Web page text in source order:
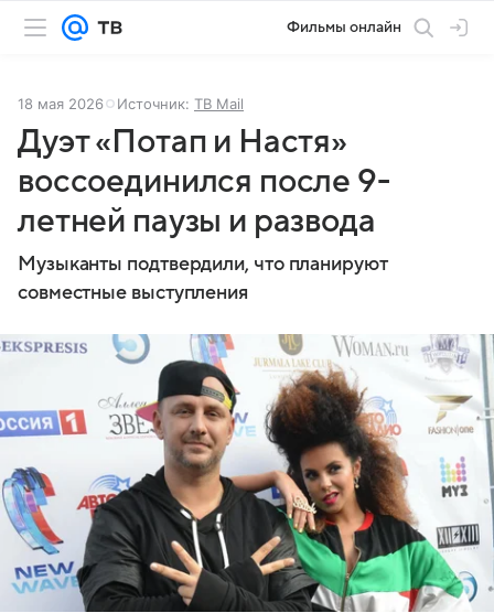
Фильмы онлайн
18 мая 2026 Источник: ТВ Mail
Дуэт «Потап и Настя»
воссоединился после 9-
летней паузы и развода
Музыканты подтвердили, что планируют
совместные выступления